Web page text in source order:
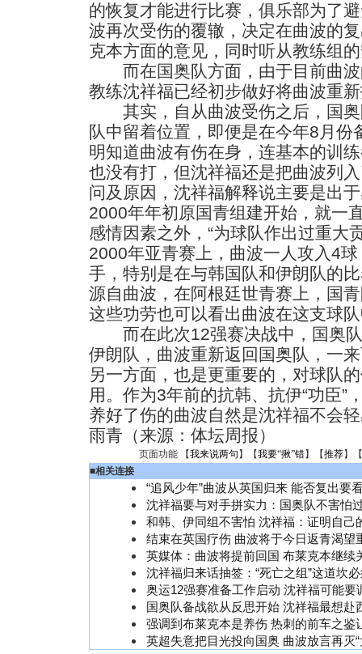
的恢复才能进行比赛，俱乐部为了
波再次受伤的覆辙，决定在曲波的
克本方面的意见，同时听从教练组
而在国奥队方面，由于目前曲波
教练沈祥福已经初步做好将曲波重
其实，自从曲波受伤之后，国奥
队中留着位置，即便是在今年8月
明知道曲波有伤在身，连基本的训
也没有打，但沈祥福还是把曲波列
问及原因，沈祥福解释说主要是出
2000年年初原国青组建开始，就一
感情因素之外，“为球队作出过重大
2000年亚青赛上，曲波一人攻入4
手，特别是在与韩国队和伊朗队的
源自曲波，在阿根廷世青赛上，国
这些功劳也可以看出曲波在这支球
而在此次12强赛决战中，国奥队
伊朗队，曲波重新返回国奥队，一
另一方面，也是更重要的，对球队
用。作为3年前的抗韩、抗伊“功臣”
养好了伤的曲波自然是沈祥福不会
雨青（来源：体坛周报）
页面功能 【我来说两句 】【我要“揪”错】【推荐】
■相关连接
“追风少年”曲波从英国归来 能否复出要
沈祥福要与对手拼实力：国奥队不害怕
和韩、伊同组不害怕 沈祥福：证明自己
结束在英国疗伤 曲波将于今日返青渴望
英媒体：曲波将提前回国 布莱克本继续
沈祥福归来话抽签：“死亡之组”这道坎
奥运12强赛准备工作启动 沈祥福可能要
国奥队备战欲从反思开始 沈祥福最想赴
强调到布莱克本是养伤 热刺的前车之鉴
英超失意把目光投向国奥 曲波放言再灭“